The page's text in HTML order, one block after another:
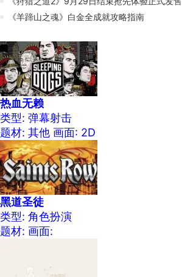
《羊蹄山之魂》白金全成就攻略指南
热血无赖
类型: 弹幕射击
题材: 其他 画面: 2D
黑道圣徒
类型: 角色扮演
题材: 画面: